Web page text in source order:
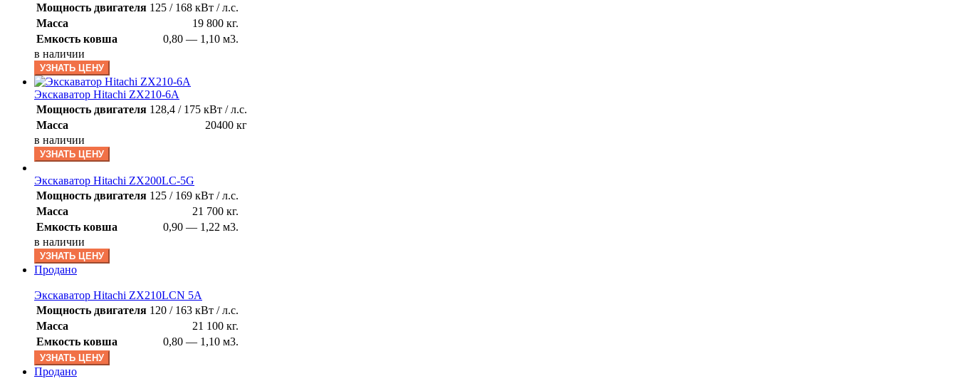
Мощность двигателя 125 / 168 кВт / л.с.
Масса
19 800 кг.
Емкость ковша
0,80 — 1,10 м3.
в наличии
УЗНАТЬ ЦЕНУ
Экскаватор Hitachi ZX210-6A
Мощность двигателя 128,4 / 175 кВт / л.с.
Масса
20400 кг
в наличии
УЗНАТЬ ЦЕНУ
Экскаватор Hitachi ZX200LC-5G
Мощность двигателя 125 / 169 кВт / л.с.
Масса
21 700 кг.
Емкость ковша
0,90 — 1,22 м3.
в наличии
УЗНАТЬ ЦЕНУ
Продано
Экскаватор Hitachi ZX210LCN 5A
Мощность двигателя 120 / 163 кВт / л.с.
Масса
21 100 кг.
Емкость ковша
0,80 — 1,10 м3.
УЗНАТЬ ЦЕНУ
Продано